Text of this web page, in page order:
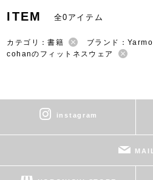
ITEM 全0アイテム
カテゴリ：書籍
ブランド：Yarmo
cohanのフィットネスウェア
instagram
MAIL